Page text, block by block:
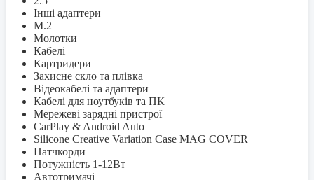
Інші адаптери
M.2
Молотки
Кабелі
Картридери
Захисне скло та плівка
Відеокабелі та адаптери
Кабелі для ноутбуків та ПК
Мережеві зарядні пристрої
CarPlay & Android Auto
Silicone Creative Variation Case MAG COVER
Патчкорди
Потужність 1-12Вт
Автотримачі